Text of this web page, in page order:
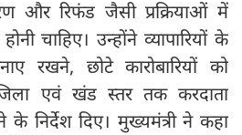
और रिफंड जैसी प्रक्रियाओं में
चाहिए। उन्होंने व्यापारियों के
रखने, छोटे कारोबारियों को
एवं खंड स्तर तक करदाता
के निर्देश दिए। मुख्यमंत्री ने कहा